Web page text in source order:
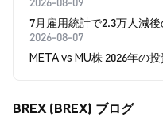
7月雇用統計で2.3万人減
2026-08-07
META vs MU株 2026年の
BREX (BREX) ブログ